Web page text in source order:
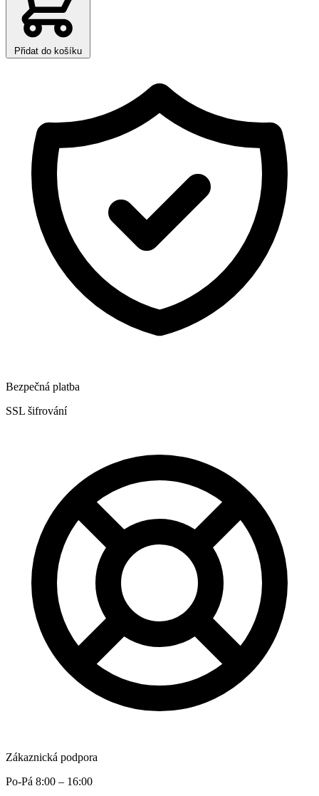
Přidat do košíku
Bezpečná platba
SSL šifrování
Zákaznická podpora
Po-Pá 8:00 – 16:00